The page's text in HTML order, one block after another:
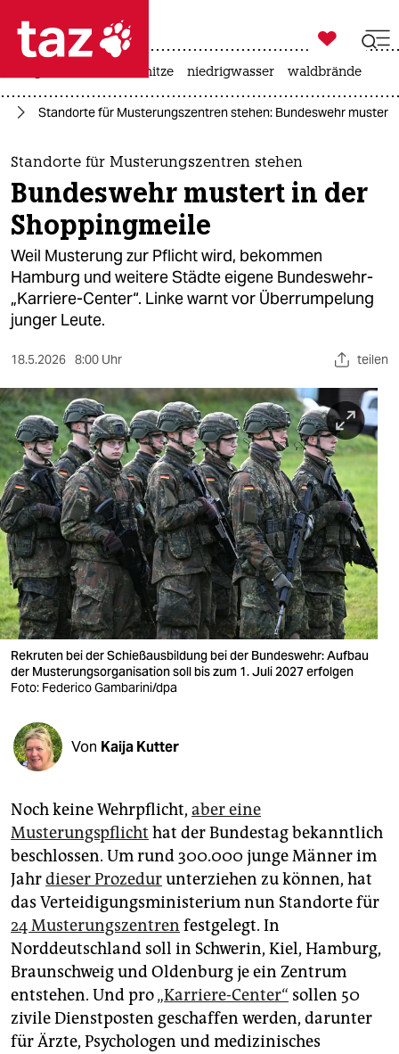
 taz zahl ich
taz zahl ich
themen
politik
öko
gesellschaft
kultur
sport
berlin
nord
wahrheit
verlag
verlag
veranstaltungen
shop
fragen & hilfe
unterstützen
abo
genossenschaft
epaper login

taz zahl ich
hitze niedrigwasser waldbrände
Standorte für Musterungszentren stehen: Bundeswehr mustert
Standorte für Musterungszentren stehen
Bundeswehr mustert in der
Shoppingmeile
Weil Musterung zur Pflicht wird, bekommen
Hamburg und weitere Städte eigene Bundeswehr-
„Karriere-Center“. Linke warnt vor Überrumpelung
junger Leute.
18.5.2026 8:00 Uhr teilen
Rekruten bei der Schießausbildung bei der Bundeswehr: Aufbau
der Musterungsorganisation soll bis zum 1. Juli 2027 erfolgen
Foto: Federico Gambarini/dpa
Von Kaija Kutter
Noch keine Wehrpflicht, aber eine
Musterungspflicht hat der Bundestag bekanntlich
beschlossen. Um rund 300.000 junge Männer im
Jahrdieser Prozedurunterziehen zu können, hat
das Verteidigungsministerium nun Standorte für
24 Musterungszentren festgelegt. In
Norddeutschland soll in Schwerin, Kiel, Hamburg,
Braunschweig und Oldenburg je ein Zentrum
entstehen. Und pro„Karriere-Center“ sollen 50
zivile Dienstposten geschaffen werden, darunter
für Ärzte, Psychologen und medizinisches